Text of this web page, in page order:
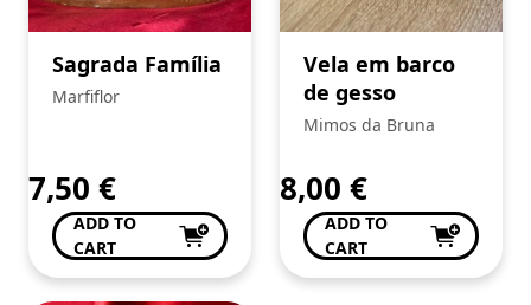
Sagrada Família
Marfiflor
7,50 €
ADD TO
CART
Vela em barco
de gesso
Mimos da Bruna
8,00 €
ADD TO
CART